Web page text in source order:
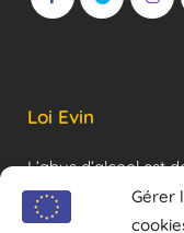
Gérer
Loi Evin
L’abus d’alcool est
modération !